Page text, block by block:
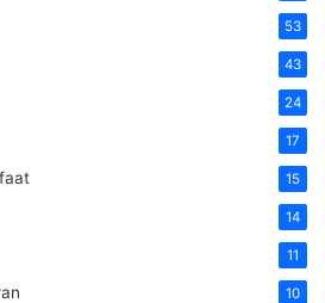
53
43
24
17
15
14
11
10